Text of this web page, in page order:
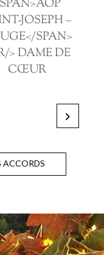
JOSEPH –
SPAN>
> DAME DE
CŒUR
ACCORDS